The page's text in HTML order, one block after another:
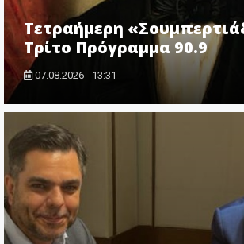
Τετραήμερη
Τρίτο Πρόγραμμα 90.9
07.08.2026 - 13:31